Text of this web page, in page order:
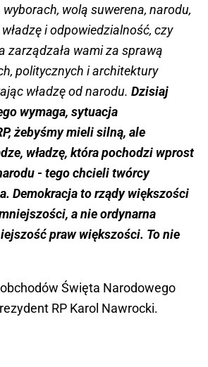
wolą suwerena, narodu,
i odpowiedzialność, czy
zarządzała wami za sprawą
politycznych i architektury
władzę od narodu. Dzisiaj
wymaga, sytuacja
żebyśmy mieli silną, ale
władzę, która pochodzi wprost
- tego chcieli twórcy
Demokracja to rządy większości
a nie ordynarna
praw większości. To nie
Święta Narodowego
RP Karol Nawrocki.